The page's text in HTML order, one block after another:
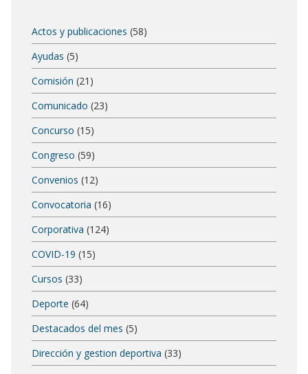
Actos y publicaciones (58)
Ayudas (5)
Comisión (21)
Comunicado (23)
Concurso (15)
Congreso (59)
Convenios (12)
Convocatoria (16)
Corporativa (124)
COVID-19 (15)
Cursos (33)
Deporte (64)
Destacados del mes (5)
Dirección y gestion deportiva (33)